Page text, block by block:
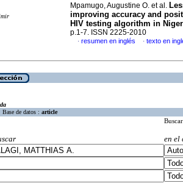
Mpamugo, Augustine O. et al.
improving accuracy and
HIV testing algorithm in
p.1-7. ISSN 2225-2010
· resumen en inglés · texto en
Base de datos : article
en el